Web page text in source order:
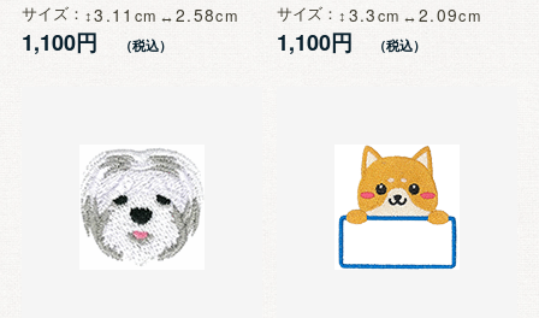
サイズ 3.11 2.58
1,100円
サイズ 3.3 2.09
1,100円